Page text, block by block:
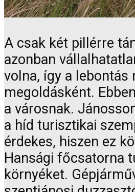
A csak két pillérre
azonban
volna, így a lebontás
megoldásként.
a városnak.
a híd turisztikai
érdekes, hiszen ez
Hansági főcsatorna
környéket.